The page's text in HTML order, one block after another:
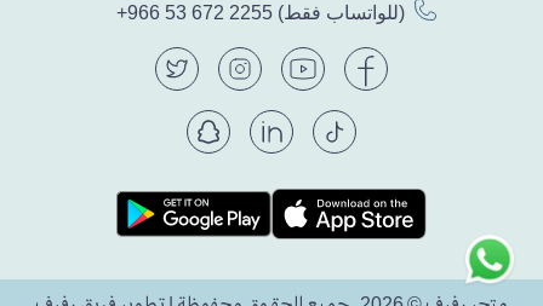
+966 53 672 2255 (للواتساب فقط)